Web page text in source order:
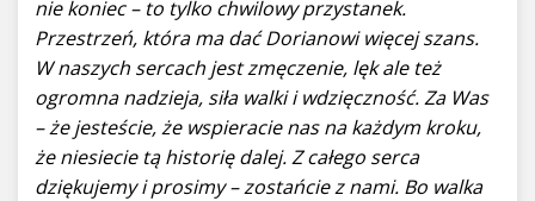
nie koniec – to tylko chwilowy przystanek.
Przestrzeń, która ma dać Dorianowi więcej szans.
W naszych sercach jest zmęczenie, lęk ale też
ogromna nadzieja, siła walki i wdzięczność. Za Was
– że jesteście, że wspieracie nas na każdym kroku,
że niesiecie tą historię dalej. Z całego serca
dziękujemy i prosimy – zostańcie z nami. Bo walka